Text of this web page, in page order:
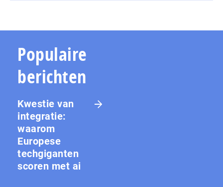
Populaire
berichten
Kwestie van
integratie:
waarom
Europese
techgiganten
scoren met ai